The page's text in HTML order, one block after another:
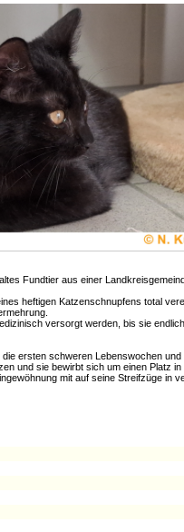
Fundtier aus einer
heftigenKatzenschnupfens total
versorgt werden, bis sie
dieersten schweren Lebenswochen und
und sie bewirbt sich um einen Platz
mit auf seine Streifzüge in